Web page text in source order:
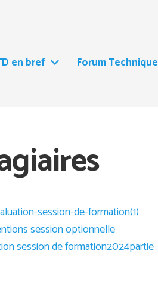
en bref Forum Technique
session-de-formation(1)
session optionnelle
session de formation2024partie